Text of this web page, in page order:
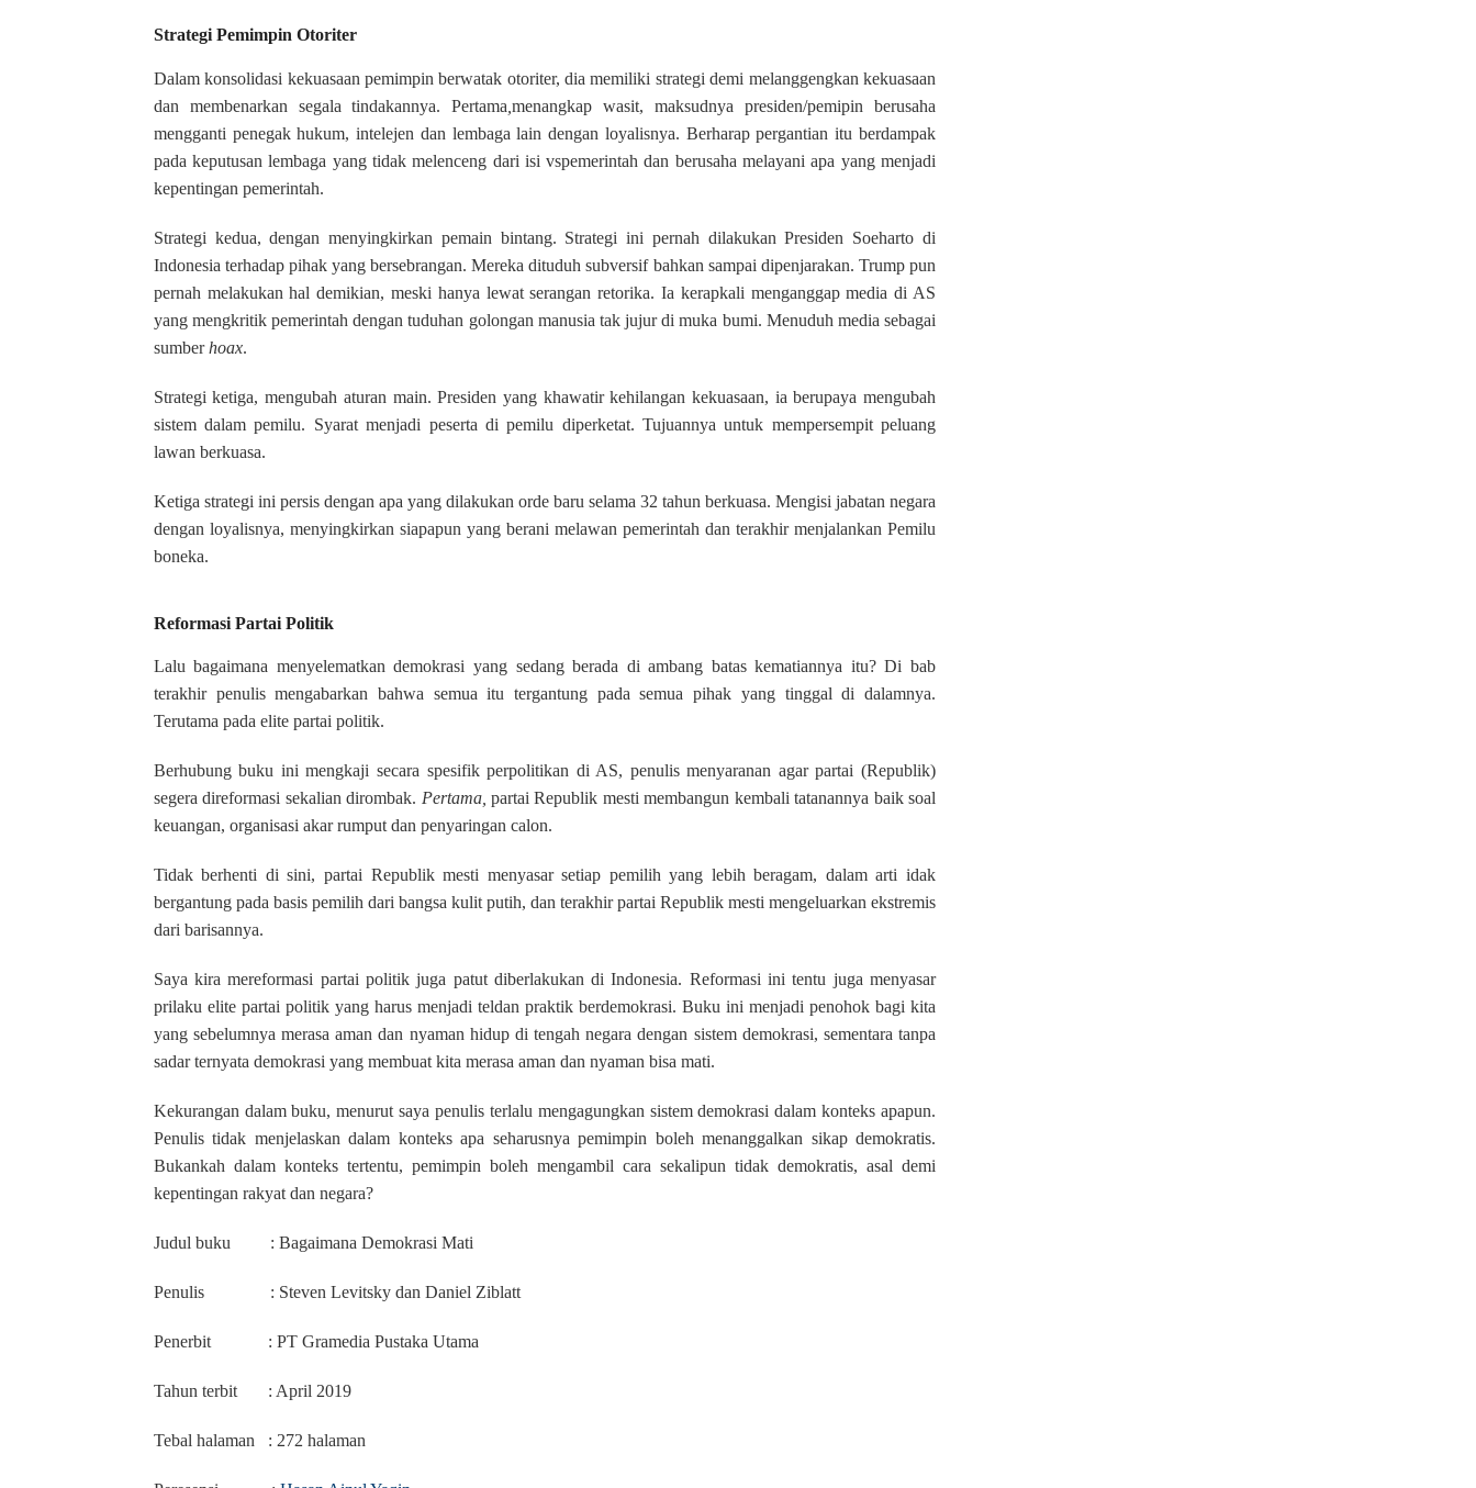
Strategi Pemimpin Otoriter
Dalam konsolidasi kekuasaan pemimpin berwatak otoriter, dia memiliki strategi demi melanggengkan kekuasaan
dan membenarkan segala tindakannya.Pertama ,menangkap wasit, maksudnya presiden/pemipin berusaha
mengganti penegak hukum, intelejen dan lembaga lain dengan loyalisnya. Berharap pergantian itu berdampak
pada keputusan lembaga yang tidak melenceng dari isi vspemerintah dan berusaha melayani apa yang menjadi
kepentingan pemerintah.
Strategi kedua, dengan menyingkirkan pemain bintang. Strategi ini pernah dilakukan Presiden Soeharto di
Indonesia terhadap pihak yang bersebrangan. Mereka dituduh subversif bahkan sampai dipenjarakan. Trump pun
pernah melakukan hal demikian, meski hanya lewat serangan retorika. Ia kerapkali menganggap media di AS
yang mengkritik pemerintah dengan tuduhan golongan manusia tak jujur di muka bumi. Menuduh media sebagai
sumberhoax.
Strategiketiga, mengubah aturan main. Presiden yang khawatir kehilangan kekuasaan, ia berupaya mengubah
sistem dalam pemilu. Syarat menjadi peserta di pemilu diperketat. Tujuannya untuk mempersempit peluang
lawan berkuasa.
Ketiga strategi ini persis dengan apa yang dilakukan orde baru selama 32 tahun berkuasa. Mengisi jabatan negara
dengan loyalisnya, menyingkirkan siapapun yang berani melawan pemerintah dan terakhir menjalankan Pemilu
boneka.
Reformasi Partai Politik
Lalu bagaimana menyelematkan demokrasi yang sedang berada di ambang batas kematiannya itu? Di bab
terakhir penulis mengabarkan bahwa semua itu tergantung pada semua pihak yang tinggal di dalamnya.
Terutama pada elite partai politik.
Berhubung buku ini mengkaji secara spesifik perpolitikan di AS, penulis menyaranan agar partai (Republik)
segera direformasi sekalian dirombak. Pertama, partai Republik mesti membangun kembali tatanannya baik soal
keuangan, organisasi akar rumput dan penyaringan calon.
Tidak berhenti di sini, partai Republik mesti menyasar setiap pemilih yang lebih beragam, dalam arti idak
bergantung pada basis pemilih dari bangsa kulit putih, dan terakhir partai Republik mesti mengeluarkan ekstremis
dari barisannya.
Saya kira mereformasi partai politik juga patut diberlakukan di Indonesia. Reformasi ini tentu juga menyasar
prilaku elite partai politik yang harus menjadi teldan praktik berdemokrasi. Buku ini menjadi penohok bagi kita
yang sebelumnya merasa aman dan nyaman hidup di tengah negara dengan sistem demokrasi, sementara tanpa
sadar ternyata demokrasi yang membuat kita merasa aman dan nyaman bisa mati.
Kekurangan dalam buku, menurut saya penulis terlalu mengagungkan sistem demokrasi dalam konteks apapun.
Penulis tidak menjelaskan dalam konteks apa seharusnya pemimpin boleh menanggalkan sikap demokratis.
Bukankah dalam konteks tertentu, pemimpin boleh mengambil cara sekalipun tidak demokratis, asal demi
kepentingan rakyat dan negara?
Judul buku : Bagaimana Demokrasi Mati
Penulis : Steven Levitsky dan Daniel Ziblatt
Penerbit : PT Gramedia Pustaka Utama
Tahun terbit : April 2019
Tebal halaman : 272 halaman